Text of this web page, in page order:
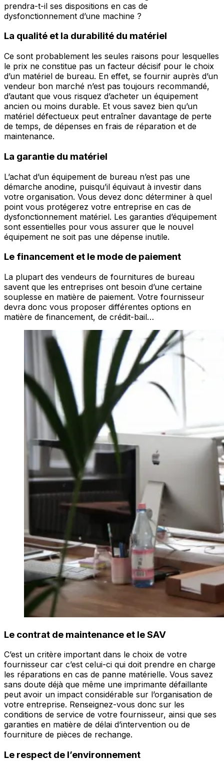
prendra-t-il ses dispositions en cas de
dysfonctionnement d’une machine ?
La qualité et la durabilité du matériel
Ce sont probablement les seules raisons pour lesquelles
le prix ne constitue pas un facteur décisif pour le choix
d’un matériel de bureau. En effet, se fournir auprès d’un
vendeur bon marché n’est pas toujours recommandé,
d’autant que vous risquez d’acheter un équipement
ancien ou moins durable. Et vous savez bien qu’un
matériel défectueux peut entraîner davantage de perte
de temps, de dépenses en frais de réparation et de
maintenance.
La garantie du matériel
L’achat d’un équipement de bureau n’est pas une
démarche anodine, puisqu’il équivaut à investir dans
votre organisation. Vous devez donc déterminer à quel
point vous protégerez votre entreprise en cas de
dysfonctionnement matériel. Les garanties d’équipement
sont essentielles pour vous assurer que le nouvel
équipement ne soit pas une dépense inutile.
Le financement et le mode de paiement
La plupart des vendeurs de fournitures de bureau
savent que les entreprises ont besoin d’une certaine
souplesse en matière de paiement. Votre fournisseur
devra donc vous proposer différentes options en
matière de financement, de crédit-bail…
Le contrat de maintenance et le SAV
C’est un critère important dans le choix de votre
fournisseur car c’est celui-ci qui doit prendre en charge
les réparations en cas de panne matérielle. Vous savez
sans doute déjà que même une imprimante défaillante
peut avoir un impact considérable sur l’organisation de
votre entreprise. Renseignez-vous donc sur les
conditions de service de votre fournisseur, ainsi que ses
garanties en matière de délai d’intervention ou de
fourniture de pièces de rechange.
Le respect de l’environnement